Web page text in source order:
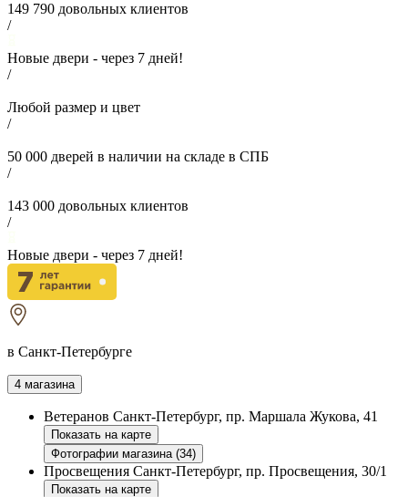
149 790 довольных клиентов
/
Новые двери - через 7 дней!
/
Любой размер и цвет
/
50 000 дверей в наличии на складе в СПБ
/
143 000 довольных клиентов
/
Новые двери - через 7 дней!
в Санкт-Петербурге
4 магазина
Ветеранов Санкт-Петербург, пр. Маршала Жукова, 41
Показать на карте
Фотографии магазина (34)
Просвещения Санкт-Петербург, пр. Просвещения, 30/1
Показать на карте